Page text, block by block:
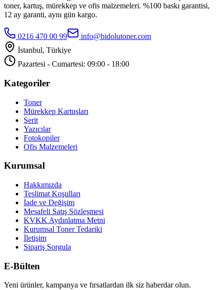
toner, kartuş, mürekkep ve ofis malzemeleri. %100 baskı garantisi,
12 ay garanti, aynı gün kargo.
0216 470 00 99
info@bidolutoner.com
İstanbul, Türkiye
Pazartesi - Cumartesi: 09:00 - 18:00
Kategoriler
Toner
Mürekkep Kartuşları
Şerit
Yazıcılar
Fotokopiler
Ofis Malzemeleri
Kurumsal
Hakkımızda
Teslimat Koşulları
İade ve Değişim
Mesafeli Satış Sözleşmesi
KVKK Aydınlatma Metni
Kurumsal Toner Tedariki
İletişim
Sipariş Sorgula
E-Bülten
Yeni ürünler, kampanya ve fırsatlardan ilk siz haberdar olun.